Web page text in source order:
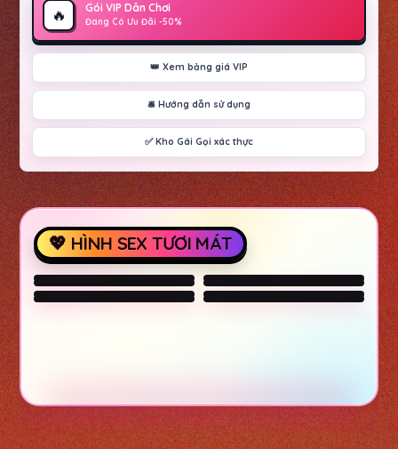
🔥 Gói VIP Dân Chơi
Đang Có Ưu Đãi -50%
👑 Xem bảng giá VIP
🛎️ Hướng dẫn sử dụng
✅ Kho Gái Gọi xác thực
💖 HÌNH SEX TƯƠI MÁT
Dreamz.ai - A
conversation that
stays between you
sex-wife for night
Bring your Fantasies
to life
Explore various AI
Characters on
GirlfriendGPT